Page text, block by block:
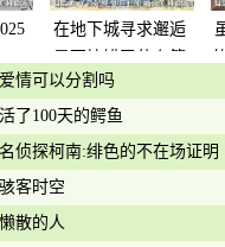
在地下城寻求邂逅
一季
爱情可以分割吗
活了100天的鳄鱼
名侦探柯南:绯色的不在场证明
骇客时空
懒散的人